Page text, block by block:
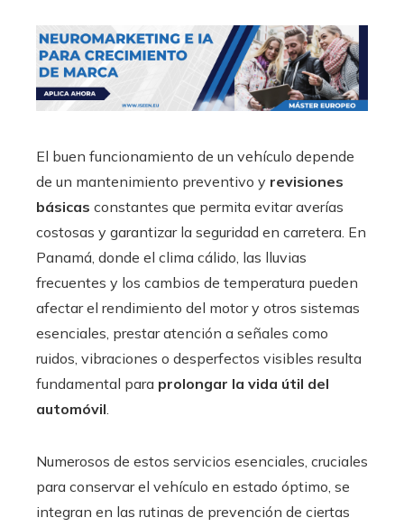
El buen funcionamiento de un vehículo depende
de un mantenimiento preventivo y revisiones
básicas constantes que permita evitar averías
costosas y garantizar la seguridad en carretera. En
Panamá, donde el clima cálido, las lluvias
frecuentes y los cambios de temperatura pueden
afectar el rendimiento del motor y otros sistemas
esenciales, prestar atención a señales como
ruidos, vibraciones o desperfectos visibles resulta
fundamental para prolongar la vida útil del
automóvil.
Numerosos de estos servicios esenciales, cruciales
para conservar el vehículo en estado óptimo, se
integran en las rutinas de prevención de ciertas